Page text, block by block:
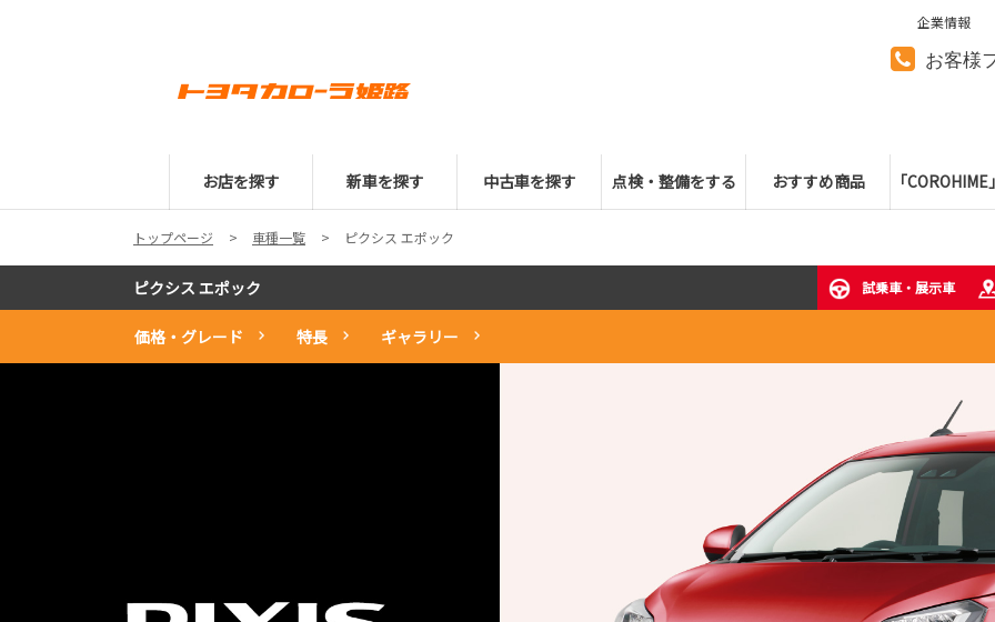
お客様
お店を探す 新車を探す 中古車を探す 点検・整備をする おすすめ商品 「
企業情報
トップページ 車種一覧 ピクシス エポック
ピクシス エポック 試乗車・展示車
価格・グレード 特長 ギャラリー